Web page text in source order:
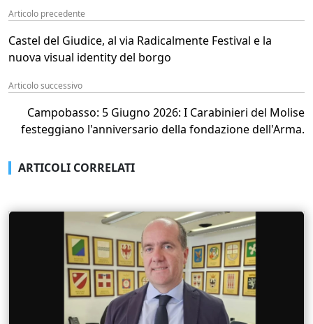
Articolo precedente
Castel del Giudice, al via Radicalmente Festival e la
nuova visual identity del borgo
Articolo successivo
Campobasso: 5 Giugno 2026: I Carabinieri del Molise
festeggiano l'anniversario della fondazione dell'Arma.
ARTICOLI CORRELATI